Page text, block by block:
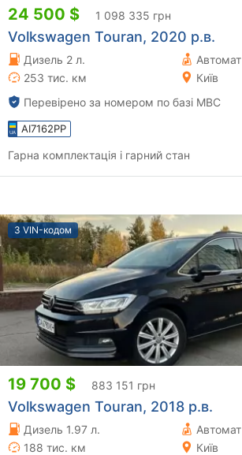
24 500 $ 1 098 335 грн
Volkswagen Touran, 2020 р.в.
Дизель 2 л.
Автомат
253 тис. км
Київ
Перевірено за номером по базі МВС
AI7162PP
Гарна комплектація і гарний стан
З VIN-кодом
19 700 $ 883 151 грн
Volkswagen Touran, 2018 р.в.
Дизель 1.97 л.
Автомат
188 тис. км
Київ